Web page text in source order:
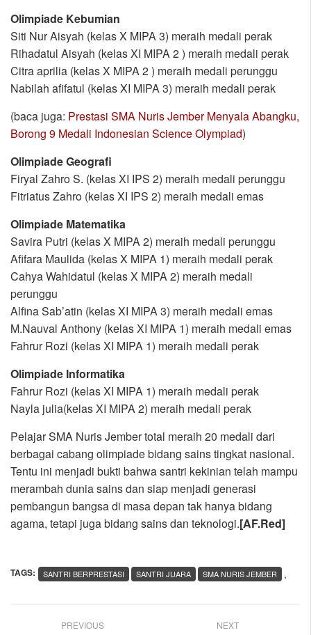
Olimpiade Kebumian
Siti Nur Aisyah (kelas X MIPA 3) meraih medali perak
Rihadatul Aisyah (kelas XI MIPA 2 ) meraih medali perak
Citra aprilia (kelas X MIPA 2 ) meraih medali perunggu
Nabilah afifatul (kelas XI MIPA 3) meraih medali perak
(baca juga: Prestasi SMA Nuris Jember Menyala Abangku,
Borong 9 Medali Indonesian Science Olympiad)
Olimpiade Geografi
Firyal Zahro S. (kelas XI IPS 2) meraih medali perunggu
Fitriatus Zahro (kelas XI IPS 2) meraih medali emas
Olimpiade Matematika
Savira Putri (kelas X MIPA 2) meraih medali perunggu
Afifara Maulida (kelas X MIPA 1) meraih medali perak
Cahya Wahidatul (kelas X MIPA 2) meraih medali
perunggu
Alfina Sab’atin (kelas XI MIPA 3) meraih medali emas
M.Nauval Anthony (kelas XI MIPA 1) meraih medali emas
Fahrur Rozi (kelas XI MIPA 1) meraih medali perak
Olimpiade Informatika
Fahrur Rozi (kelas XI MIPA 1) meraih medali perak
Nayla julia(kelas XI MIPA 2) meraih medali perak
Pelajar SMA Nuris Jember total meraih 20 medali dari
berbagai cabang olimpiade bidang sains tingkat nasional.
Tentu ini menjadi bukti bahwa santri kekinian telah mampu
merambah dunia sains dan siap menjadi generasi
pembangun bangsa di masa depan tak hanya bidang
agama, tetapi juga bidang sains dan teknologi.[AF.Red]
TAGS: ,
SANTRI BERPRESTASI SANTRI JUARA SMA NURIS JEMBER
PREVIOUS NEXT